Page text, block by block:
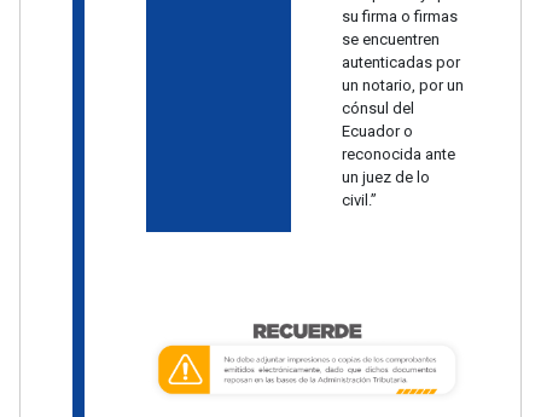
su firma o firmas
se encuentren
autenticadas por
un notario, por un
cónsul del
Ecuador o
reconocida ante
un juez de lo
civil.”